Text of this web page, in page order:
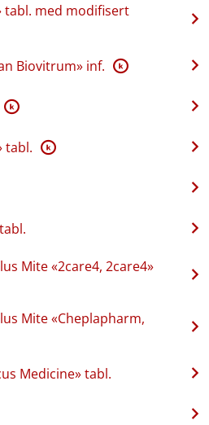
tabl. med modifisert
Biovitrum» inf. K
K
tabl. K
Mite «2care4, 2care4»
Mite «Cheplapharm,
Medicine» tabl.